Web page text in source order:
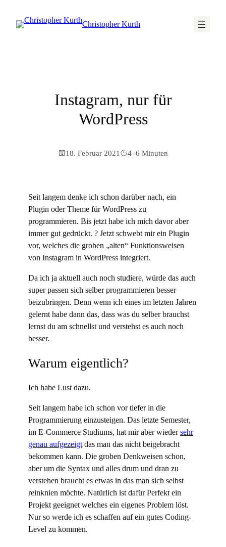
Christopher Kurth
Instagram, nur für
WordPress
18. Februar 2021 4–6 Minuten
Seit langem denke ich schon darüber nach, ein
Plugin oder Theme für WordPress zu
programmieren. Bis jetzt habe ich mich davor aber
immer gut gedrückt. ? Jetzt schwebt mir ein Plugin
vor, welches die groben „alten“ Funktionsweisen
von Instagram in WordPress integriert.
Da ich ja aktuell auch noch studiere, würde das auch
super passen sich selber programmieren besser
beizubringen. Denn wenn ich eines im letzten Jahren
gelernt habe dann das, dass was du selber brauchst
lernst du am schnellst und verstehst es auch noch
besser.
Warum eigentlich?
Ich habe Lust dazu.
Seit langem habe ich schon vor tiefer in die
Programmierung einzusteigen. Das letzte Semester,
im E-Commerce Studiums, hat mir aber wiedersehr
genau aufgezeigtdas man das nicht beigebracht
bekommen kann. Die groben Denkweisen schon,
aber um die Syntax und alles drum und dran zu
verstehen braucht es etwas in das man sich selbst
reinknien möchte. Natürlich ist dafür Perfekt ein
Projekt geeignet welches ein eigenes Problem löst.
Nur so werde ich es schaffen auf ein gutes Coding-
Level zu kommen.